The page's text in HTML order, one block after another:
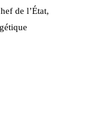
de l’État,